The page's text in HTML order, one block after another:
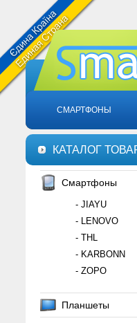
СМАРТФОНЫ
КАТАЛОГ
Смартфоны
- JIAYU
- LENOVO
- THL
- KARBONN
- ZOPO
Планшеты